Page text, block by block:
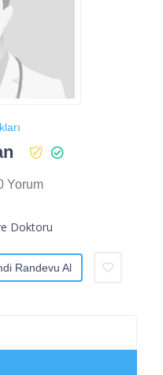
Yorum
Doktoru
Randevu Al